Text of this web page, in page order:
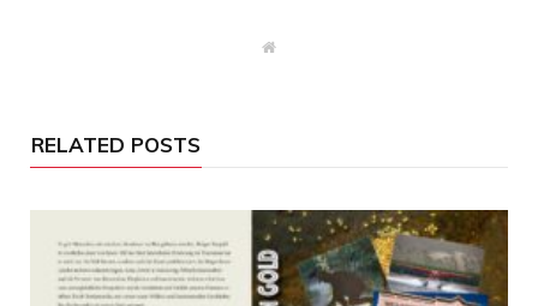
W
RELATED POSTS